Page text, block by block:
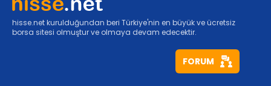
hisse.net kurulduğundan beri Türkiye'nin en büyük ve ücretsiz
borsa sitesi olmuştur ve olmaya devam edecektir.
FORUM